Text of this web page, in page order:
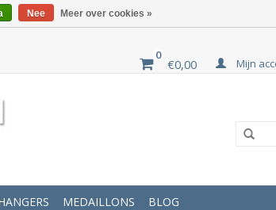
0
€0,00 Mijn
MEDAILLONS BLOG
Nee Meer over cookies »